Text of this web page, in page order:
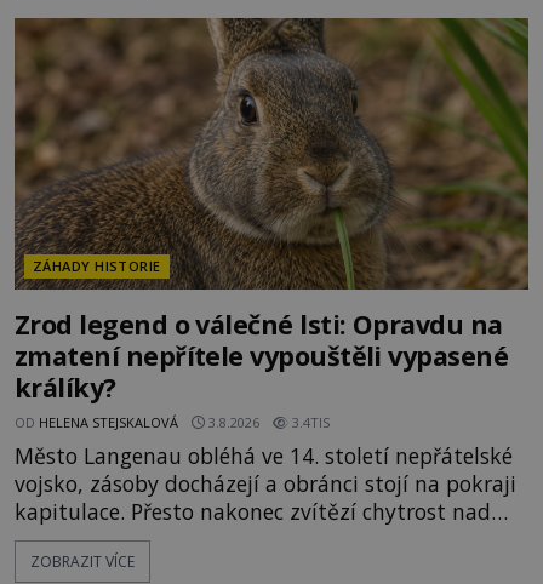
ztracených technologiích či tajemných
materiálech. Moderní metalurgie však ukazuje, že
skutečné vysvětlení je ješt
ZÁHADY HISTORIE
Zrod legend o válečné lsti: Opravdu na
zmatení nepřítele vypouštěli vypasené
králíky?
OD HELENA STEJSKALOVÁ 3.8.2026 3.4TIS
Město Langenau obléhá ve 14. století nepřátelské
vojsko, zásoby docházejí a obránci stojí na pokraji
kapitulace. Přesto nakonec zvítězí chytrost nad
hrubou silou. Podle staré německé legendy vypustí
obyvatelé za hradby dobře živeného králíka, aby
ZOBRAZIT VÍCE